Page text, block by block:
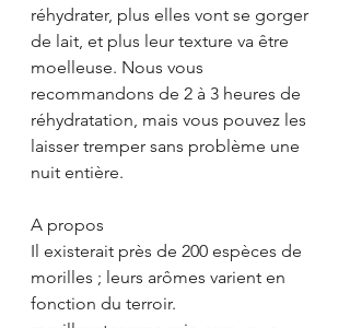
réhydrater, plus elles vont se gorger
de lait, et plus leur texture va être
moelleuse. Nous vous
recommandons de 2 à 3 heures de
réhydratation, mais vous pouvez les
laisser tremper sans problème une
nuit entière.
A propos
Il existerait près de 200 espèces de
morilles ; leurs arômes varient en
fonction du terroir.